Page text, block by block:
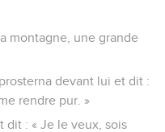
montagne, une grande
devant lui et dit :
rendre pur. »
dit : « Je le veux, sois